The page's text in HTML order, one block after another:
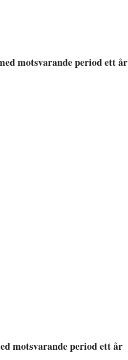
motsvarande period ett år
motsvarande period ett år